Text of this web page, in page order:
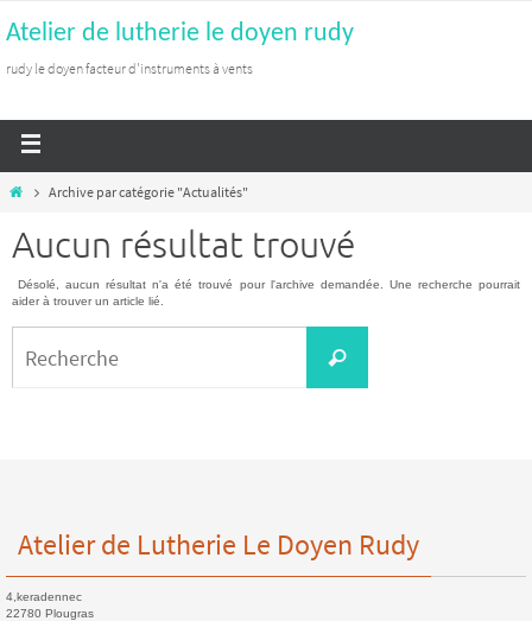
Atelier de lutherie le doyen rudy
rudy le doyen facteur d'instruments à vents
Archive par catégorie "Actualités"
Aucun résultat trouvé
Désolé, aucun résultat n'a été trouvé pour l'archive demandée. Une recherche pourrait
aider à trouver un article lié.
Atelier de Lutherie Le Doyen Rudy
4,keradennec
22780 Plougras